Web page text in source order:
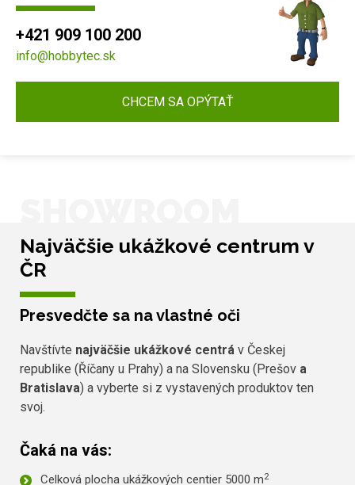
+421 909 100 200
info@hobbytec.sk
CHCEM SA OPÝTAŤ
Najväčšie ukážkové centrum v
ČR
Presvedčte sa na vlastné oči
Navštívte najväčšie ukážkové centrá v Českej
republike (Říčany u Prahy) a na Slovensku (Prešov a
Bratislava) a vyberte si z vystavených produktov ten
svoj.
Čaká na vás:
Celková plocha ukážkových centier 5000 m2